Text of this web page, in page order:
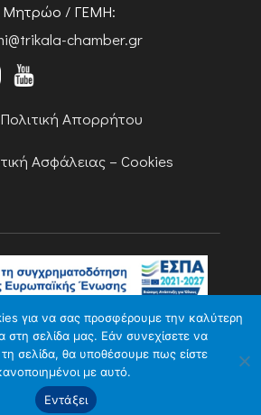
Μητρώο / ΓΕΜΗ:
chamber.gr
Πολιτική Απορρήτου
Ασφάλειας – Cookies
για να σας προσφέρουμε την καλύτερη
στη σελίδα μας. Εάν συνεχίσετε να
τη σελίδα, θα υποθέσουμε πως είστε
με αυτό.
Εντάξει
Powered by Knowledge A.E.